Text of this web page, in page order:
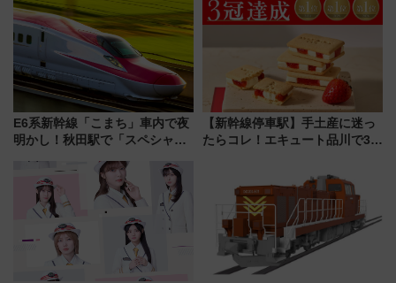
E6系新幹線「こまち」車内で夜
明かし！秋田駅で「スペシャル
【新幹線停車駅】手土産に迷っ
たらコレ！エキュート品川で3年